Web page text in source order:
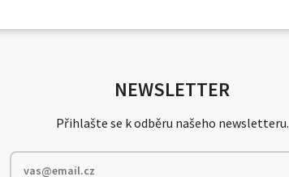
NEWSLETTER
Přihlašte se k odběru našeho newsletteru.